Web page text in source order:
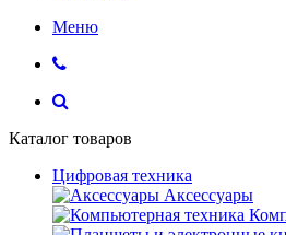
Меню
Каталог товаров
Цифровая техника
Аксессуары